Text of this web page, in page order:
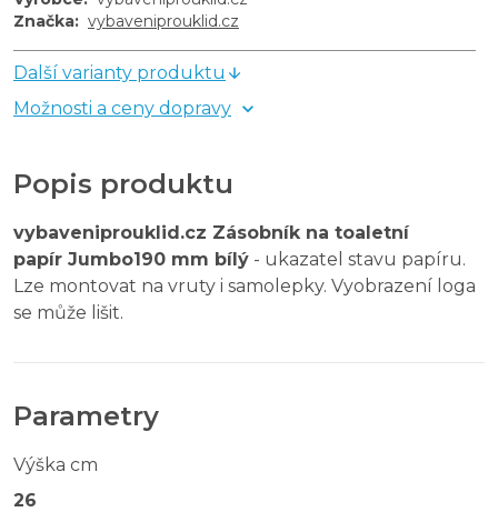
Značka: vybaveniprouklid.cz
Další varianty produktu
Možnosti a ceny dopravy
Popis produktu
vybaveniprouklid.cz Zásobník na toaletní
papír Jumbo190 mm bílý - ukazatel stavu papíru.
Lze montovat na vruty i samolepky. Vyobrazení loga
se může lišit.
Parametry
Výška cm
26